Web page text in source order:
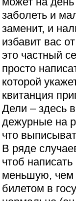
заболеть и
заменит, и
избавит вас
это частный
просто
которой
квитанция
Дели – здесь
дежурные на
что
В ряде
чтоб
меньшую, чем
билетом в